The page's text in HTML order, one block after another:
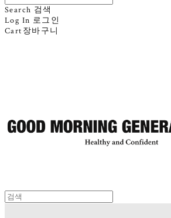
Search 검색
Log In 로그인
Cart 장바구니